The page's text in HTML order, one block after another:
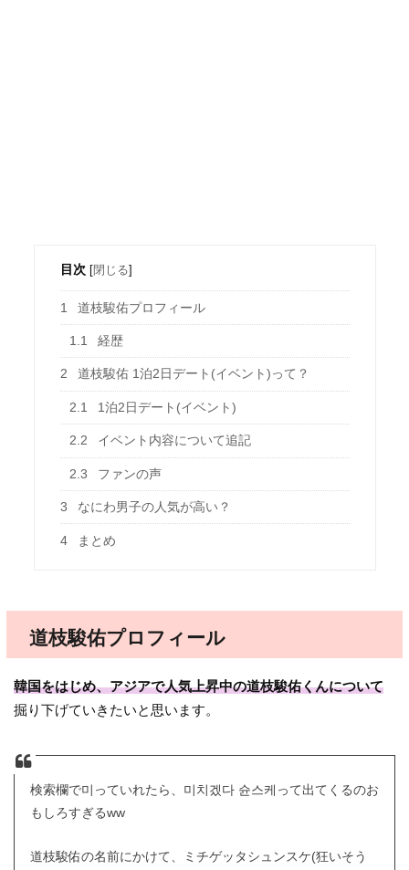
目次 [閉じる]
1 道枝駿佑プロフィール
1.1 経歴
2 道枝駿佑 1泊2日デート(イベント)って？
2.1 1泊2日デート(イベント)
2.2 イベント内容について追記
2.3 ファンの声
3 なにわ男子の人気が高い？
4 まとめ
道枝駿佑プロフィール
韓国をはじめ、アジアで人気上昇中の道枝駿佑くんについて
掘り下げていきたいと思います。
検索欄で미っていれたら、미치겠다 슌스케って出てくるのお
もしろすぎるww
道枝駿佑の名前にかけて、ミチゲッタシュンスケ(狂いそう